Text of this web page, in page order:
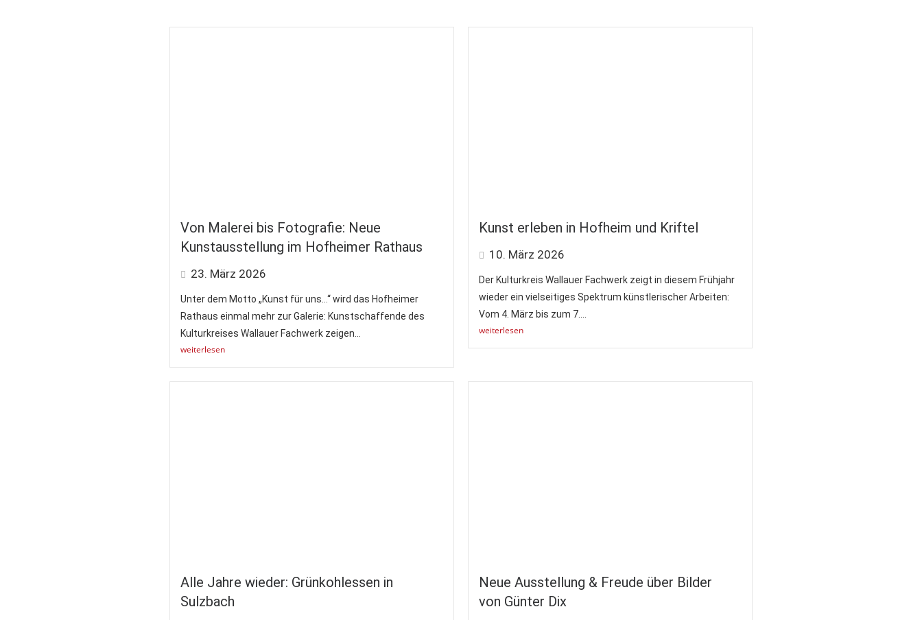
Von Malerei bis Fotografie: Neue
Kunstausstellung im Hofheimer Rathaus
23. März 2026
Unter dem Motto „Kunst für uns…“ wird das Hofheimer
Rathaus einmal mehr zur Galerie: Kunstschaffende des
Kulturkreises Wallauer Fachwerk zeigen...
weiterlesen
Kunst erleben in Hofheim und Kriftel
10. März 2026
Der Kulturkreis Wallauer Fachwerk zeigt in diesem Frühjahr
wieder ein vielseitiges Spektrum künstlerischer Arbeiten:
Vom 4. März bis zum 7....
weiterlesen
Alle Jahre wieder: Grünkohlessen in
Sulzbach
Neue Ausstellung & Freude über Bilder
von Günter Dix